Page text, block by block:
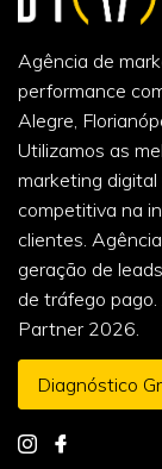
Agência de
performance
Alegre,
Utilizamos as
marketing
competitiva na
clientes.
geração de
de tráfego
Partner 2026.
Diagnóstico